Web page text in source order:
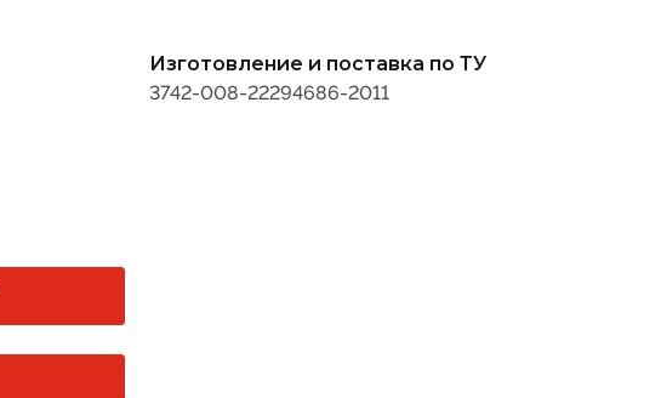
Изготовление и поставка по ТУ
3742-008-22294686-2011